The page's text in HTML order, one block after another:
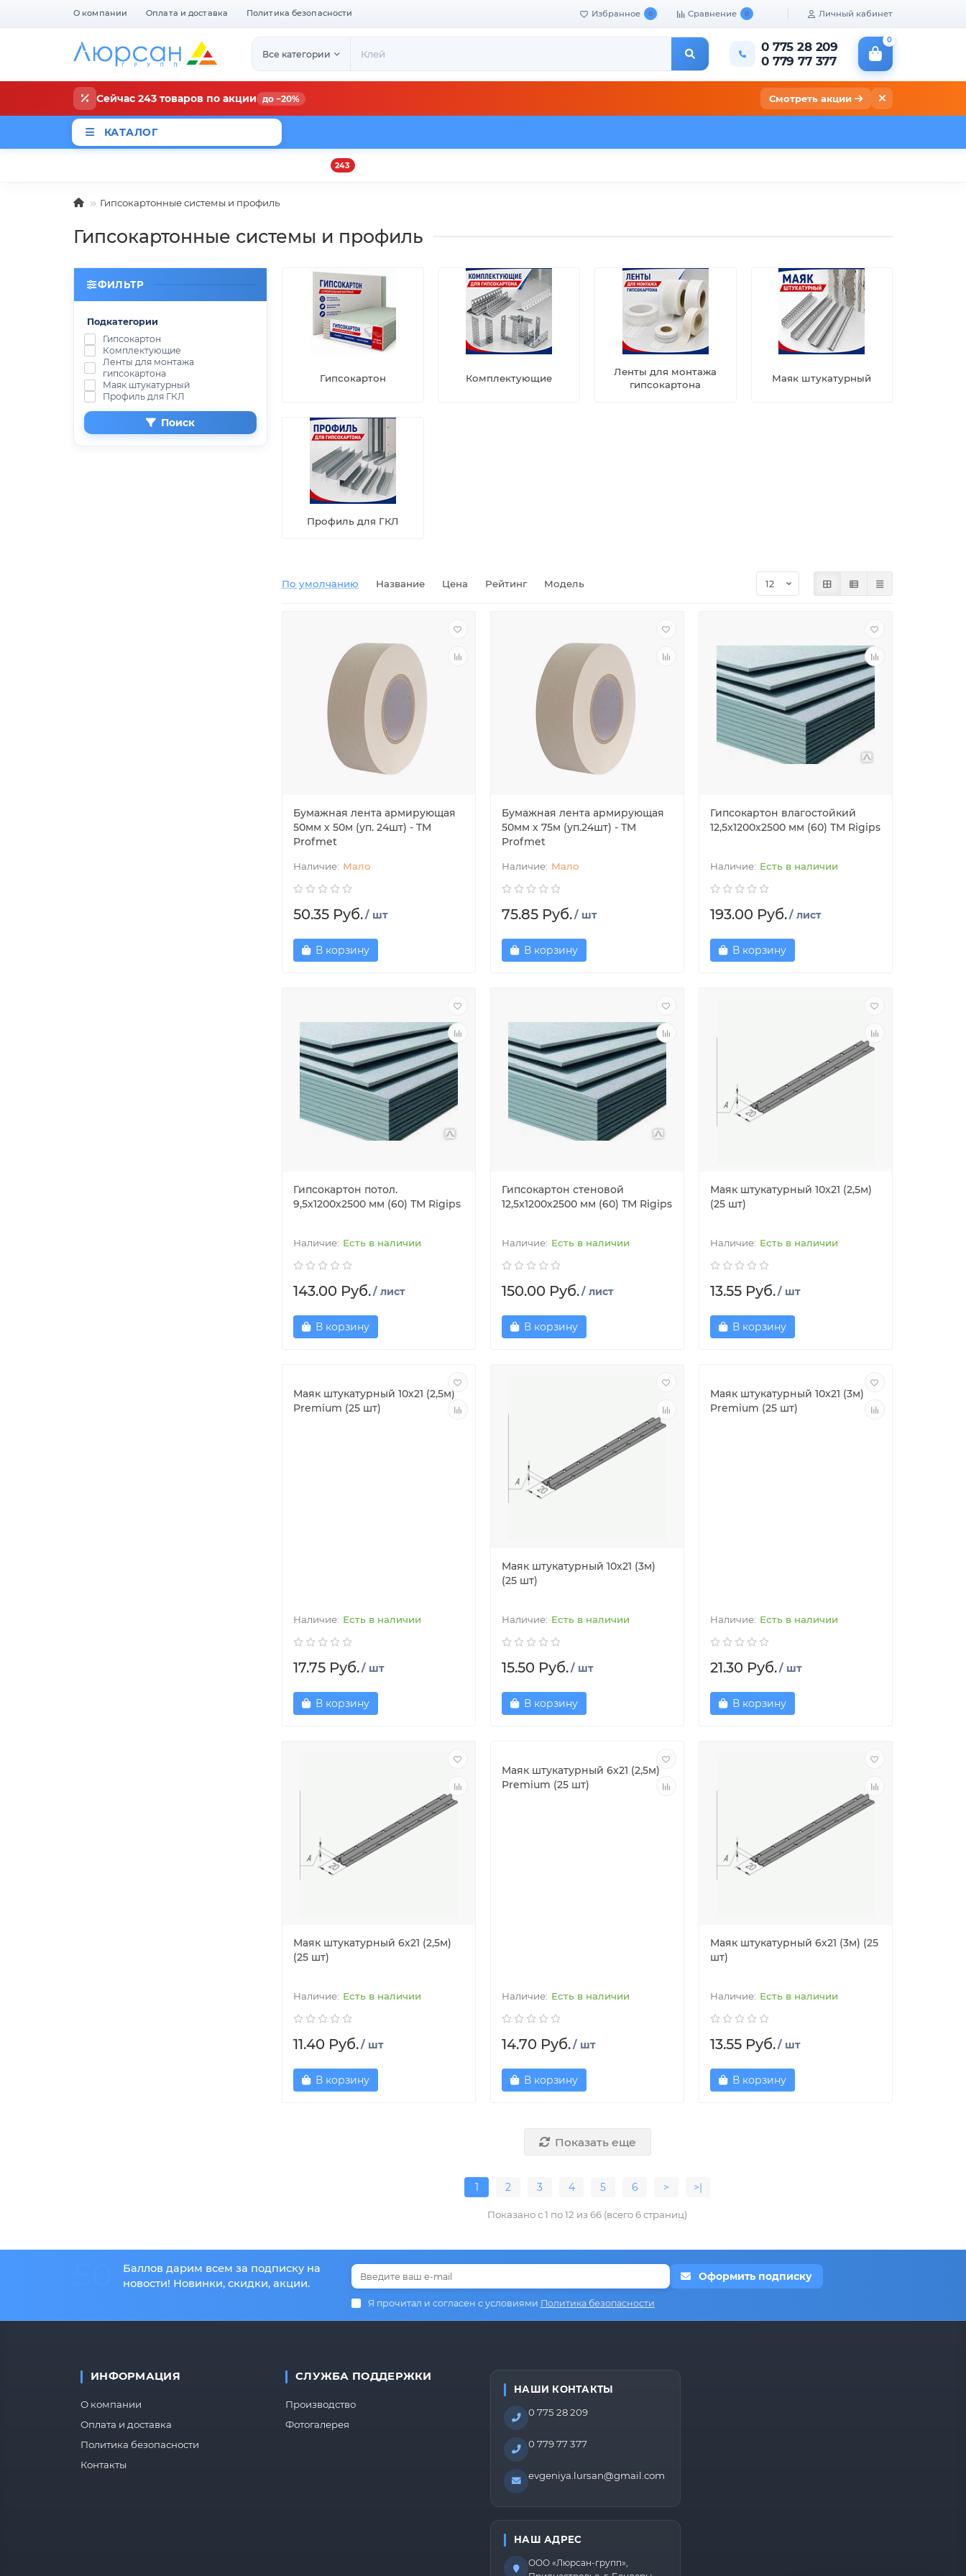
О компании Оплата и доставка Политика безопасности Избранное 0 Сравнение 0 Личный кабинет
Все категории
0 775 28 209
0 779 77 377
0
Сейчас 243 товаров по акции до −20% Смотреть акции
КАТАЛОГ
243
Гипсокартонные системы и профиль
Гипсокартонные системы и профиль
ФИЛЬТР
Подкатегории
Гипсокартон
Комплектующие
Ленты для монтажа
гипсокартона
Маяк штукатурный
Профиль для ГКЛ
Поиск
Гипсокартон Комплектующие
Ленты для монтажа
гипсокартона
Маяк штукатурный
Профиль для ГКЛ
По умолчанию Название Цена Рейтинг Модель
Бумажная лента армирующая
50мм х 50м (уп. 24шт) - TM
Profmet
Мало
50.35 Руб./ шт
В корзину
Бумажная лента армирующая
50мм х 75м (уп.24шт) - TM
Profmet
Мало
75.85 Руб./ шт
В корзину
Гипсокартон влагостойкий
12,5х1200х2500 мм (60) ТМ Rigips
Есть в наличии
193.00 Руб./ лист
В корзину
Гипсокартон потол.
9,5х1200х2500 мм (60) ТМ Rigips
Есть в наличии
143.00 Руб./ лист
В корзину
Гипсокартон стеновой
12,5х1200х2500 мм (60) TM Rigips
Есть в наличии
150.00 Руб./ лист
В корзину
Маяк штукатурный 10х21 (2,5м)
(25 шт)
Есть в наличии
13.55 Руб./ шт
В корзину
Маяк штукатурный 10х21 (2,5м)
Premium (25 шт)
Есть в наличии
17.75 Руб./ шт
В корзину
Маяк штукатурный 10х21 (3м)
(25 шт)
Есть в наличии
15.50 Руб./ шт
В корзину
Маяк штукатурный 10х21 (3м)
Premium (25 шт)
Есть в наличии
21.30 Руб./ шт
В корзину
Маяк штукатурный 6х21 (2,5м)
(25 шт)
Есть в наличии
11.40 Руб./ шт
В корзину
Маяк штукатурный 6х21 (2,5м)
Premium (25 шт)
Есть в наличии
14.70 Руб./ шт
В корзину
Маяк штукатурный 6х21 (3м) (25
шт)
Есть в наличии
13.55 Руб./ шт
В корзину
Показать еще
1 2 3 4 5 6 > >|
Показано с 1 по 12 из 66 (всего 6 страниц)
Баллов дарим всем за подписку на
новости! Новинки, скидки, акции.
Оформить подписку
Я прочитал и согласен с условиями Политика безопасности
ИНФОРМАЦИЯ
О компании
Оплата и доставка
Политика безопасности
Контакты
СЛУЖБА ПОДДЕРЖКИ
Производство
Фотогалерея
НАШИ КОНТАКТЫ
0 775 28 209
0 779 77 377
evgeniya.lursan@gmail.com
НАШ АДРЕС
ООО «Люрсан-групп»,